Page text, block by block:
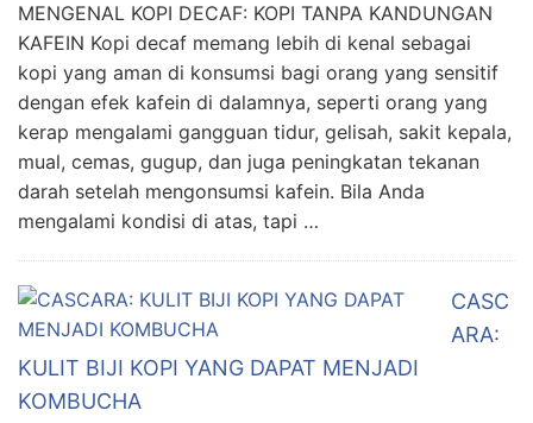
MENGENAL KOPI DECAF: KOPI TANPA KANDUNGAN
KAFEIN Kopi decaf memang lebih di kenal sebagai
kopi yang aman di konsumsi bagi orang yang sensitif
dengan efek kafein di dalamnya, seperti orang yang
kerap mengalami gangguan tidur, gelisah, sakit kepala,
mual, cemas, gugup, dan juga peningkatan tekanan
darah setelah mengonsumsi kafein. Bila Anda
mengalami kondisi di atas, tapi …
CASC
ARA:
KULIT BIJI KOPI YANG DAPAT MENJADI
KOMBUCHA